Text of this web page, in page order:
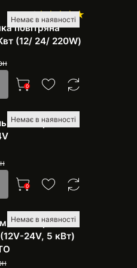
Немає в наявності
4
повітряна
(12/ 24/ 220W)
0
Немає в наявності
обігрівач
0
Немає в наявності
обігрівач
24V, 5 кВт)